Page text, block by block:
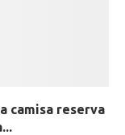
camisa reserva